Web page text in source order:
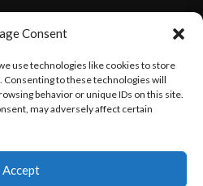
Consent
use technologies like cookies to store
to these technologies will
behavior or unique IDs on this site.
may adversely affect certain
Accept